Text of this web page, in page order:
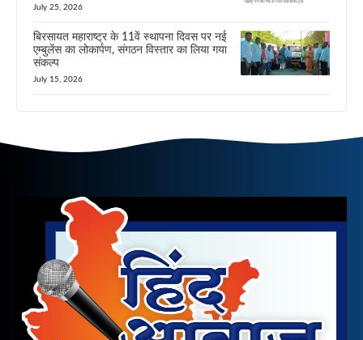
July 25, 2026
बिरसायत महाराष्ट्र के 11वें स्थापना दिवस पर नई
एम्बुलेंस का लोकार्पण, संगठन विस्तार का लिया गया
संकल्प
July 15, 2026